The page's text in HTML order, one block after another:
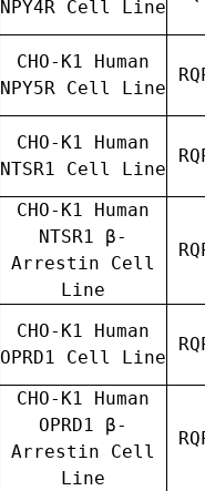
NPY4R Cell Line
CHO-K1 Human
NPY5R Cell Line
CHO-K1 Human
NTSR1 Cell Line
CHO-K1 Human
NTSR1 β-
Arrestin Cell
Line
CHO-K1 Human
OPRD1 Cell Line
CHO-K1 Human
OPRD1 β-
Arrestin Cell
Line